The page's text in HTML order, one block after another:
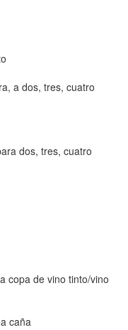
a dos, tres, cuatro
dos, tres, cuatro
copa de vino tinto/vino
caña